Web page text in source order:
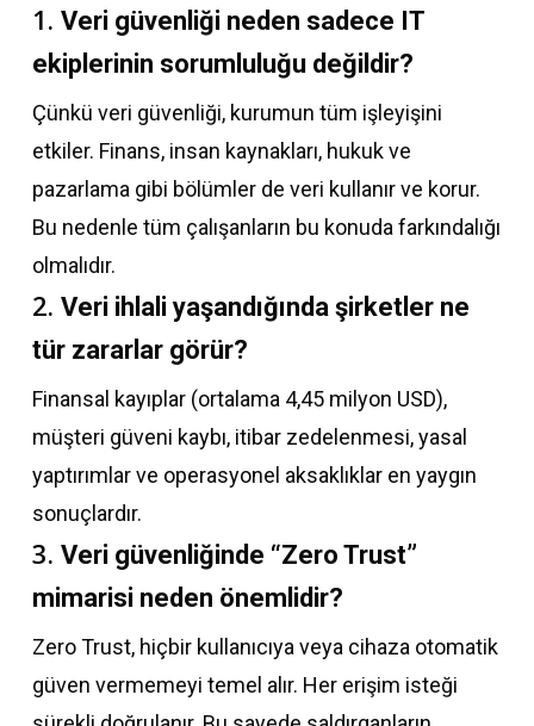
1. Veri güvenliği neden sadece IT
ekiplerinin sorumluluğu değildir?
Çünkü veri güvenliği, kurumun tüm işleyişini
etkiler. Finans, insan kaynakları, hukuk ve
pazarlama gibi bölümler de veri kullanır ve korur.
Bu nedenle tüm çalışanların bu konuda farkındalığı
olmalıdır.
2. Veri ihlali yaşandığında şirketler ne
tür zararlar görür?
Finansal kayıplar (ortalama 4,45 milyon USD),
müşteri güveni kaybı, itibar zedelenmesi, yasal
yaptırımlar ve operasyonel aksaklıklar en yaygın
sonuçlardır.
3. Veri güvenliğinde “Zero Trust”
mimarisi neden önemlidir?
Zero Trust, hiçbir kullanıcıya veya cihaza otomatik
güven vermemeyi temel alır. Her erişim isteği